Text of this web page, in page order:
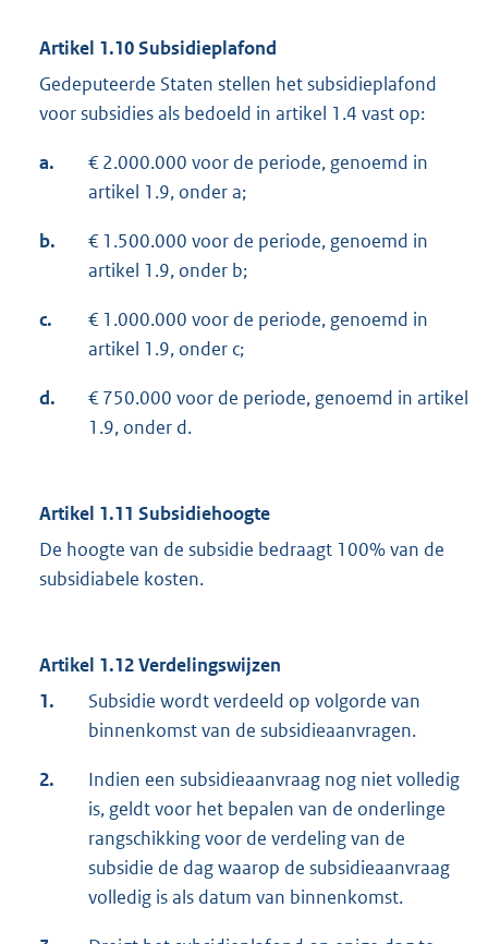
Artikel 1.10 Subsidieplafond
Gedeputeerde Staten stellen het subsidieplafond
voor subsidies als bedoeld in artikel 1.4 vast op:
a.
€ 2.000.000 voor de periode, genoemd in
artikel 1.9, onder a;
b.
€ 1.500.000 voor de periode, genoemd in
artikel 1.9, onder b;
c.
€ 1.000.000 voor de periode, genoemd in
artikel 1.9, onder c;
d.
€ 750.000 voor de periode, genoemd in artikel
1.9, onder d.
Artikel 1.11 Subsidiehoogte
De hoogte van de subsidie bedraagt 100% van de
subsidiabele kosten.
Artikel 1.12Verdelingswijzen
1.
Subsidie wordt verdeeld op volgorde van
binnenkomst van de subsidieaanvragen.
2.
Indien een subsidieaanvraag nog niet volledig
is, geldt voor het bepalen van de onderlinge
rangschikking voor de verdeling van de
subsidie de dag waarop de subsidieaanvraag
volledig is als datum van binnenkomst.